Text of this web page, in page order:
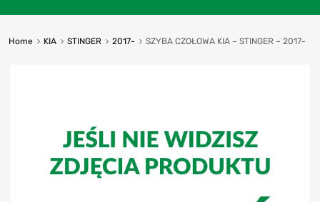
Home KIA STINGER 2017- SZYBA CZOŁOWA KIA – STINGER – 2017-